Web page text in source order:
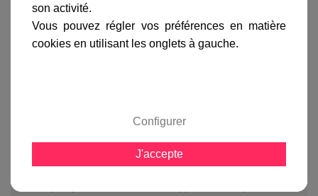
En savoir plus sur :
Vert anglais- Roger Pradier
Lelampadaire Belcour 2 lumièresest équipé de 2
d'ampoules LED ou à économie d'énergie en prenant
garde de ne pas dépasser 140 mm de long, ou des
ampoules halogènes de 60 watts max.
son activité.
Vous pouvez régler vos préférences en matière
cookies en utilisant les onglets à gauche.
Configurer
J'accepte